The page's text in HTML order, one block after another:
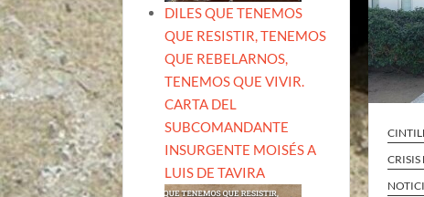
CRISIS
DILES QUE TENEMOS
QUE RESISTIR, TENEMOS
QUE REBELARNOS,
TENEMOS QUE VIVIR.
CARTA DEL
SUBCOMANDANTE
INSURGENTE MOISÉS A
LUIS DE TAVIRA